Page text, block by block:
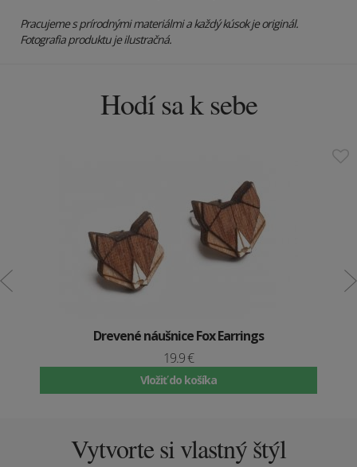
Pracujeme s prírodnými materiálmi a každý kúsok je originál.
Fotografia produktu je ilustračná.
Hodí sa k sebe
Drevené náušnice Fox Earrings
19.9 €
Vložiť do košíka
Vytvorte si vlastný štýl